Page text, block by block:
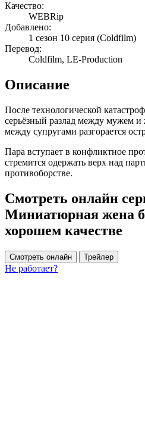
Качество:
WEBRip
Добавлено:
1 сезон 10 серия (Coldfilm)
Перевод:
Coldfilm, LE-Production
Описание
После технологической
серьёзный разлад между мужем
между супругами разгорается
Пара вступает в конфликтное
стремится одержать верх над
противоборстве.
Смотреть онлайн
Миниатюрная жена
хорошем качестве
Смотреть онлайн Трейлер
Не работает?